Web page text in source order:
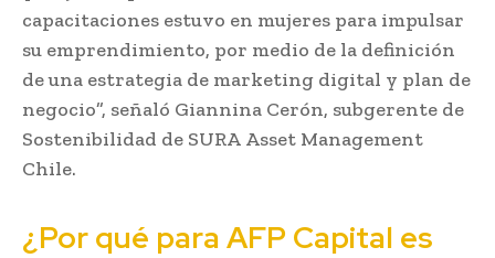
capacitaciones estuvo en mujeres para impulsar
su emprendimiento, por medio de la definición
de una estrategia de marketing digital y plan de
negocio”, señaló Giannina Cerón, subgerente de
Sostenibilidad de SURA Asset Management
Chile.
¿Por qué para AFP Capital es